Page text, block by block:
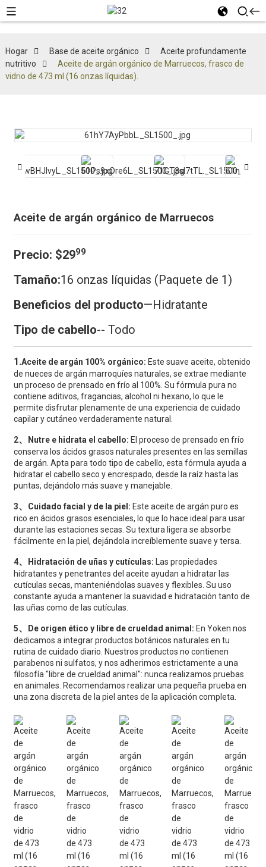
Hogar Base de aceite orgánico
Aceite profundamente
nutritivo
Aceite de argán orgánico de Marruecos, frasco de
vidrio de 473 ml (16 onzas líquidas).
Aceite de argán orgánico de Marruecos
Precio: $2999
Tamaño:16 onzas líquidas (Paquete de 1)
Beneficios del producto—Hidratante
Tipo de cabello-- Todo
1.Aceite de argán 100% orgánico: Este suave aceite, obtenido
de nueces de argán marroquíes naturales, se extrae mediante
un proceso de prensado en frío al 100%. Su fórmula pura no
contiene aditivos, fragancias, alcohol ni hexano, lo que le
permite disfrutar plenamente de una experiencia de cuidado
capilar y cutáneo verdaderamente natural.
2、 Nutre e hidrata el cabello: El proceso de prensado en frío
conserva los ácidos grasos naturales presentes en las semillas
de argán. Apta para todo tipo de cabello, esta fórmula ayuda a
hidratar el cabello seco y encrespado, desde la raíz hasta las
puntas, dejándolo más suave y manejable.
3、 Cuidado facial y de la piel: Este aceite de argán puro es
rico en ácidos grasos esenciales, lo que lo hace ideal para usar
durante las estaciones secas. Su textura ligera se absorbe
fácilmente en la piel, dejándola increíblemente suave y tersa.
4、 Hidratación de uñas y cutículas: Las propiedades
hidratantes y penetrantes del aceite ayudan a hidratar las
cutículas secas, manteniéndolas suaves y flexibles. Su uso
constante ayuda a mantener la suavidad e hidratación tanto de
las uñas como de las cutículas.
5、 De origen ético y libre de crueldad animal: En Yoken nos
dedicamos a integrar productos botánicos naturales en tu
rutina de cuidado diario. Nuestros productos no contienen
parabenos ni sulfatos, y nos adherimos estrictamente a una
filosofía "libre de crueldad animal": nunca realizamos pruebas
en animales. Recomendamos realizar una pequeña prueba en
una zona discreta de la piel antes de la aplicación completa.